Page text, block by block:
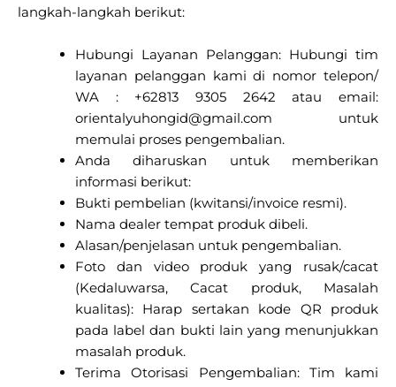
langkah-langkah berikut:
Hubungi Layanan Pelanggan: Hubungi tim
layanan pelanggan kami di nomor telepon/
WA : +62813 9305 2642 atau email:
orientalyuhongid@gmail.com untuk
memulai proses pengembalian.
Anda diharuskan untuk memberikan
informasi berikut:
Bukti pembelian (kwitansi/invoice resmi).
Nama dealer tempat produk dibeli.
Alasan/penjelasan untuk pengembalian.
Foto dan video produk yang rusak/cacat
(Kedaluwarsa, Cacat produk, Masalah
kualitas): Harap sertakan kode QR produk
pada label dan bukti lain yang menunjukkan
masalah produk.
Terima Otorisasi Pengembalian: Tim kami